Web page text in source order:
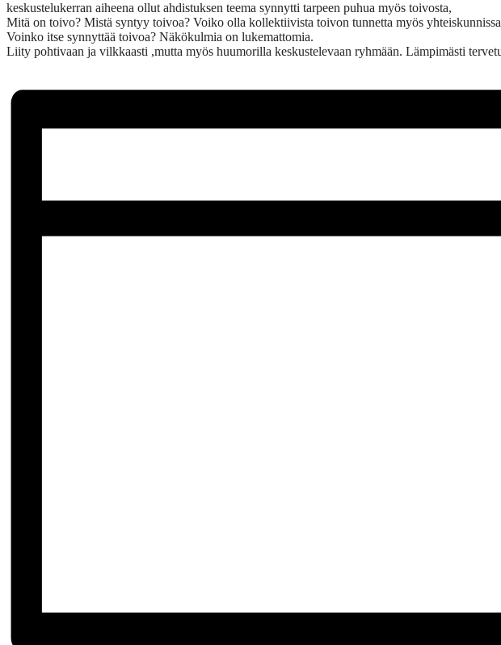
keskustelukerran aiheena ollut ahdistuksen teema synnytti tarpeen puhua myös toivosta,
Mitä on toivo? Mistä syntyy toivoa? Voiko olla kollektiivista toivon tunnetta myös
Voinko itse synnyttää toivoa? Näkökulmia on lukemattomia.
Liity pohtivaan ja vilkkaasti ,mutta myös huumorilla keskustelevaan ryhmään. Lämpimästi